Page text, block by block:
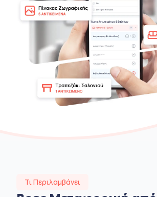
Τι Περιλαμβάνει